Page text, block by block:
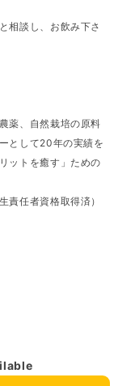
相談し、お飲み下さ
薬、自然栽培の原料
として20年の実績を
ットを癒す」ための
責任者資格取得済）